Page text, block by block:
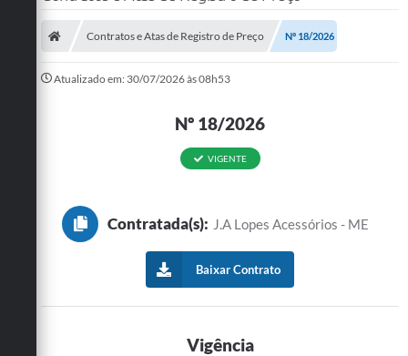
CONTATOS
Legislação
Contratos e Atas de Registro de Preço Nº 18/2026
Atualizado em: 30/07/2026 às 08h53
Nº 18/2026
VIGENTE
Contratada(s): J.A Lopes Acessórios - ME
Baixar Contrato
Vigência